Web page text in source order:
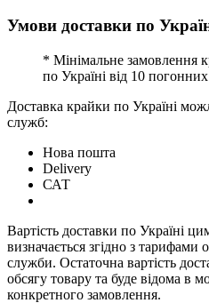
Умови доставки по
* Мінімальне замовлення
по Україні від 10
Доставка крайки по Україні
служб:
Нова пошта
Delivery
САТ
Вартість доставки по Україні
визначається згідно з тарифами
служби. Остаточна вартість
обсягу товару та буде відома в
конкретного замовлення.